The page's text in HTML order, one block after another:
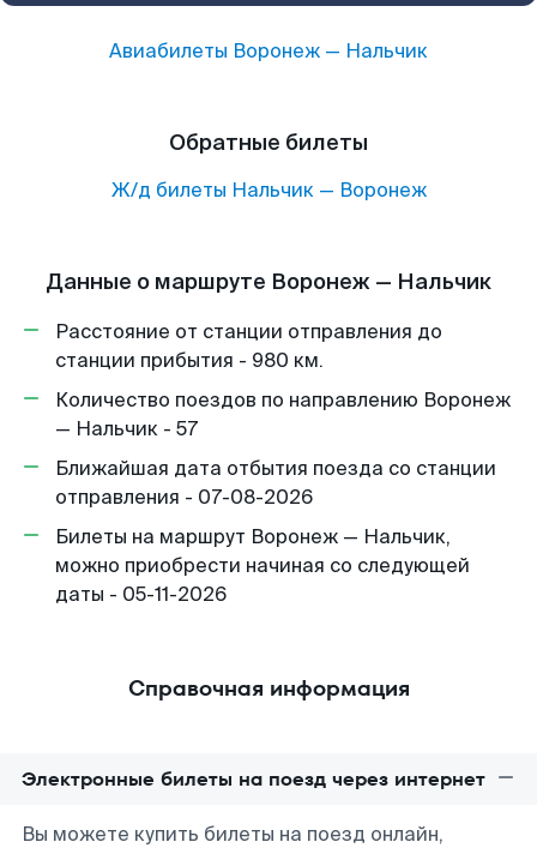
Авиабилеты Воронеж — Нальчик
Обратные билеты
Ж/д билеты Нальчик— Воронеж
Данные о маршруте Воронеж — Нальчик
Расстояние от станции отправления до
станции прибытия - 980 км.
Количество поездов по направлению Воронеж
— Нальчик - 57
Ближайшая дата отбытия поезда со станции
отправления - 07-08-2026
Билеты на маршрут Воронеж — Нальчик,
можно приобрести начиная со следующей
даты - 05-11-2026
Справочная информация
Электронные билеты на поезд через интернет
Вы можете купить билеты на поезд онлайн,